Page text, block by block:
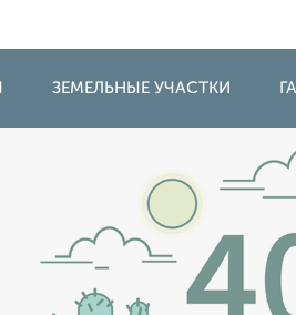
ЗЕМЕЛЬНЫЕ УЧАСТКИ